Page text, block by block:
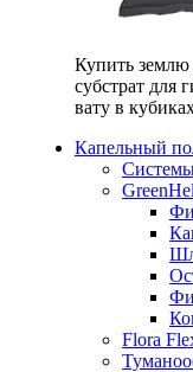
Купить землю
субстрат для
вату в
Капельный
Flora